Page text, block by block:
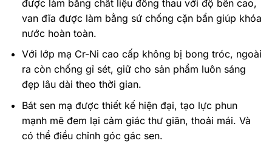
được làm bằng chất liệu đồng thau với độ bền cao,
van đĩa được làm bằng sứ chống cặn bẩn giúp khóa
nước hoàn toàn.
Với lớp mạ Cr-Ni cao cấp không bị bong tróc, ngoài
ra còn chống gỉ sét, giữ cho sản phẩm luôn sáng
đẹp lâu dài theo thời gian.
Bát sen mạ được thiết kế hiện đại, tạo lực phun
mạnh mẽ đem lại cảm giác thư giãn, thoải mái. Và
có thể điều chỉnh góc gác sen.